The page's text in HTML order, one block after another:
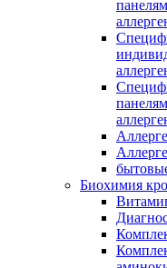
Биохимия